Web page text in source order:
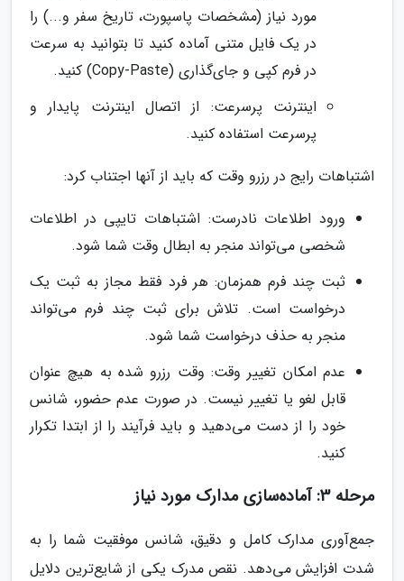
مورد نیاز (مشخصات پاسپورت، تاریخ سفر و...) را
در یک فایل متنی آماده کنید تا بتوانید به سرعت
در فرم کپی و جای‌گذاری (Copy-Paste) کنید.
اینترنت پرسرعت: از اتصال اینترنت پایدار و
پرسرعت استفاده کنید.
اشتباهات رایج در رزرو وقت که باید از آنها اجتناب کرد:
ورود اطلاعات نادرست: اشتباهات تایپی در اطلاعات
شخصی می‌تواند منجر به ابطال وقت شما شود.
ثبت چند فرم همزمان: هر فرد فقط مجاز به ثبت یک
درخواست است. تلاش برای ثبت چند فرم می‌تواند
منجر به حذف درخواست شما شود.
عدم امکان تغییر وقت: وقت رزرو شده به هیچ عنوان
قابل لغو یا تغییر نیست. در صورت عدم حضور، شانس
خود را از دست می‌دهید و باید فرآیند را از ابتدا تکرار
کنید.
مرحله 3: آماده‌سازی مدارک مورد نیاز
جمع‌آوری مدارک کامل و دقیق، شانس موفقیت شما را به
شدت افزایش می‌دهد. نقص مدرک یکی از شایع‌ترین دلایل